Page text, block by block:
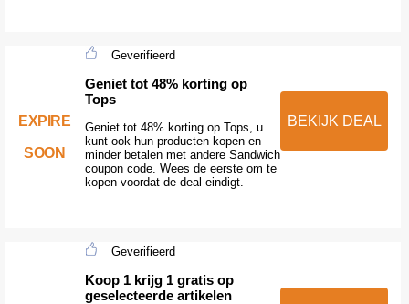
EXPIRE
SOON
Geverifieerd
Geniet tot 48% korting op
Tops
Geniet tot 48% korting op Tops, u
kunt ook hun producten kopen en
minder betalen met andere Sandwich
coupon code. Wees de eerste om te
kopen voordat de deal eindigt.
BEKIJK DEAL
Geverifieerd
Koop 1 krijg 1 gratis op
geselecteerde artikelen